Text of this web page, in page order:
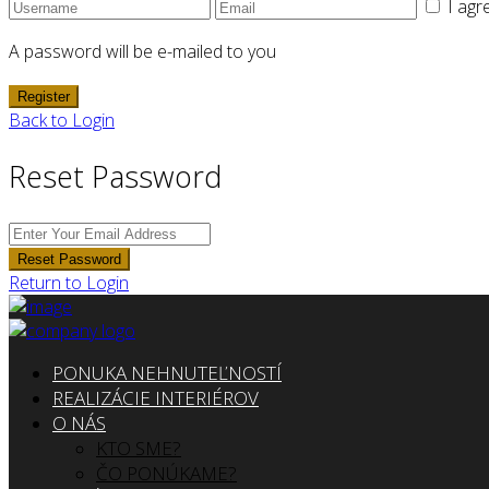
I
A password will be e-mailed to you
Register
Back to Login
Reset Password
Reset Password
Return to Login
PONUKA NEHNUTEĽNOSTÍ
REALIZÁCIE INTERIÉROV
O NÁS
KTO SME?
ČO PONÚKAME?